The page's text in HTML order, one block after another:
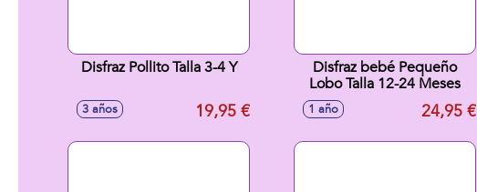
Disfraz Pollito Talla 3-4 Y
3 años 19,95 €
Disfraz bebé Pequeño
Lobo Talla 12-24 Meses
1 año 24,95 €